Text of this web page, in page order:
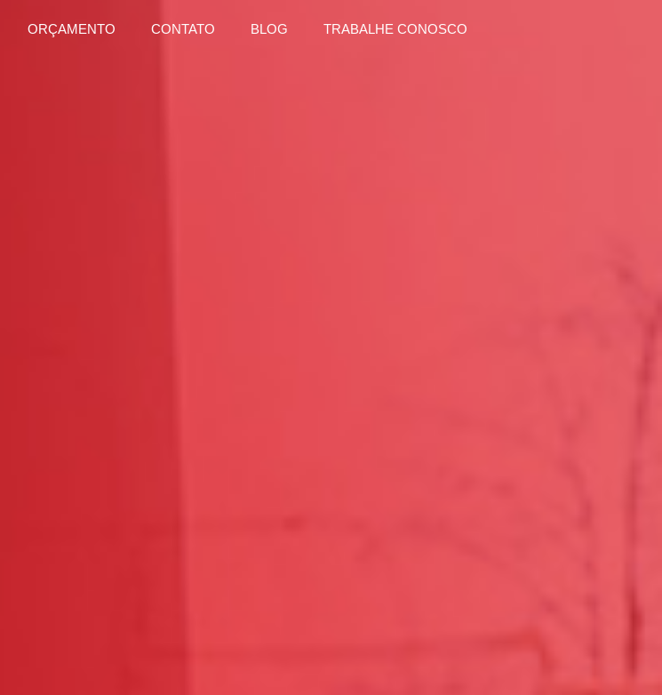
ORÇAMENTO CONTATO BLOG TRABALHE CONOSCO